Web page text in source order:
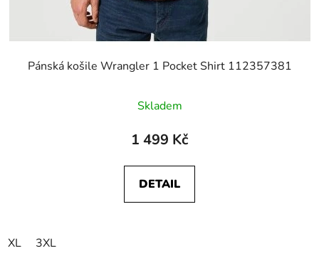
Pánská košile Wrangler 1 Pocket Shirt 112357381
Skladem
1 499 Kč
DETAIL
XL 3XL